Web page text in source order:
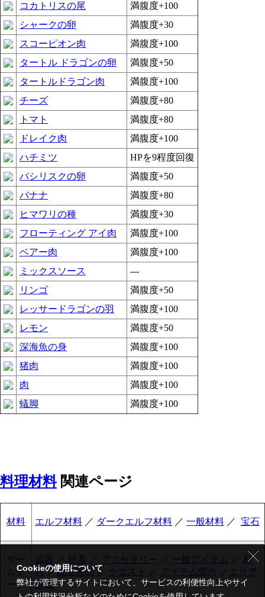
コカトリスの尾
満腹度+100
シャークの卵
満腹度+30
スコーピオン肉
満腹度+100
タートル ドラゴンの卵
満腹度+50
タートルドラゴン肉
満腹度+100
チーズ
満腹度+80
トマト
満腹度+80
ドレイク肉
満腹度+100
ハチミツ
HPを9程度回復
バシリスクの卵
満腹度+50
バナナ
満腹度+80
ヒマワリの種
満腹度+30
フローティング アイ肉
満腹度+100
ベアー肉
満腹度+100
ミックスソース
---
リンゴ
満腹度+50
レッサードラゴンの羽
満腹度+100
レモン
満腹度+50
深海魚の身
満腹度+100
猪肉
満腹度+100
肉
満腹度+100
蟻脚
満腹度+100
料理材料関連ページ
材料 エルフ材料 ／ ダークエルフ材料 ／ 一般材料 ／ 宝石
ゲー
ムデ
ータ
武器 防具 アクセサリー 一般アイテム
材
料／魔法用品／ クエスト アイテム製作
エリア
情報
Cookieの使用について
弊社が管理するサイトにおいて、サービスの利便性向上やサイ